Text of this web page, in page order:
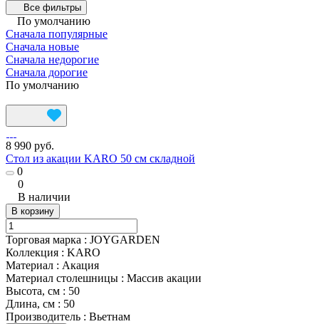
Все фильтры
По умолчанию
Сначала популярные
Сначала новые
Сначала недорогие
Сначала дорогие
По умолчанию
8 990 руб.
Стол из акации KARO 50 см складной
0
0
В наличии
В корзину
Торговая марка : JOYGARDEN
Коллекция : KARO
Материал : Акация
Материал столешницы : Массив акации
Высота, см : 50
Длина, см : 50
Производитель : Вьетнам